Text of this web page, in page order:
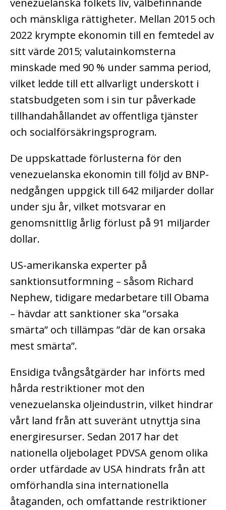
venezuelanska folkets liv, välbefinnande
och mänskliga rättigheter. Mellan 2015 och
2022 krympte ekonomin till en femtedel av
sitt värde 2015; valutainkomsterna
minskade med 90 % under samma period,
vilket ledde till ett allvarligt underskott i
statsbudgeten som i sin tur påverkade
tillhandahållandet av offentliga tjänster
och socialförsäkringsprogram.
De uppskattade förlusterna för den
venezuelanska ekonomin till följd av BNP-
nedgången uppgick till 642 miljarder dollar
under sju år, vilket motsvarar en
genomsnittlig årlig förlust på 91 miljarder
dollar.
US-amerikanska experter på
sanktionsutformning – såsom Richard
Nephew, tidigare medarbetare till Obama
– hävdar att sanktioner ska ”orsaka
smärta” och tillämpas ”där de kan orsaka
mest smärta”.
Ensidiga tvångsåtgärder har införts med
hårda restriktioner mot den
venezuelanska oljeindustrin, vilket hindrar
vårt land från att suveränt utnyttja sina
energiresurser. Sedan 2017 har det
nationella oljebolaget PDVSA genom olika
order utfärdade av USA hindrats från att
omförhandla sina internationella
åtaganden, och omfattande restriktioner